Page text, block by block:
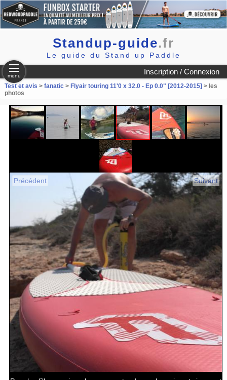
Standup-guide.fr
Le guide du Stand up Paddle
Inscription / Connexion
menu
Test et avis > fanatic> Flyair touring 11'0 x 32.0 - Ep 0.0" [2012-2015] > les
photos
Précédent Suivant